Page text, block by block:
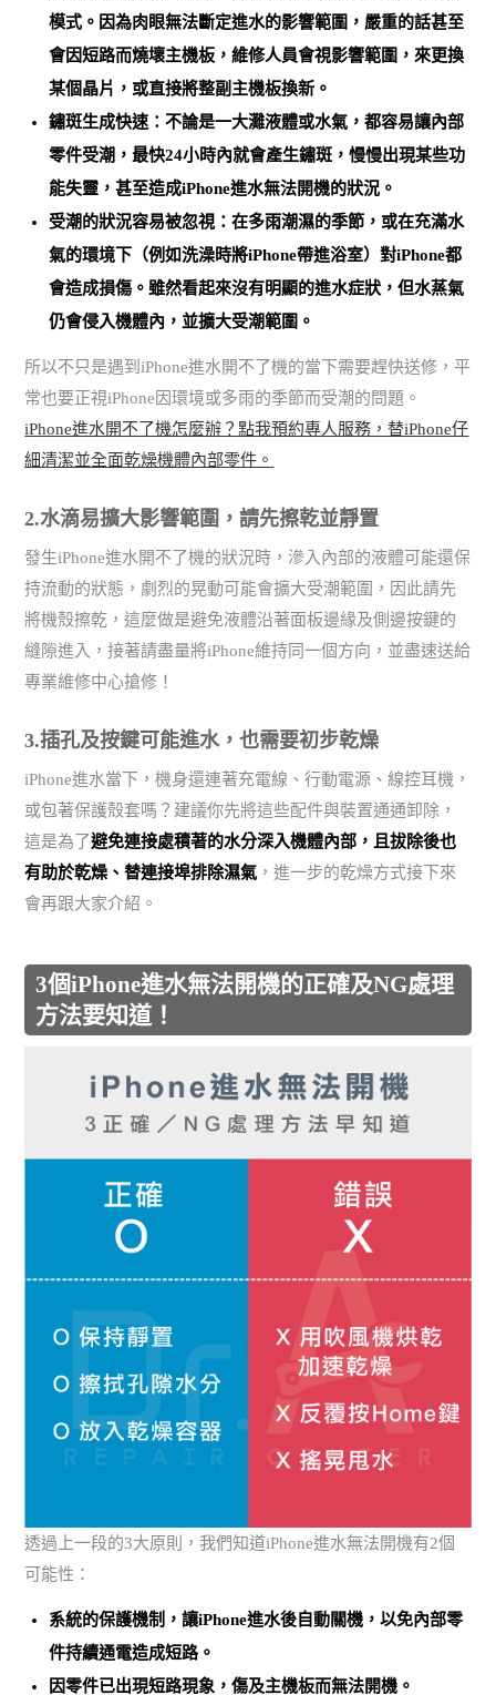
模式。因為肉眼無法斷定進水的影響範圍，嚴重的話甚至
會因短路而燒壞主機板，維修人員會視影響範圍，來更換
某個晶片，或直接將整副主機板換新 。
鏽斑生成快速：不論是一大灘液體或水氣，都容易讓內部
零件受潮，最快24小時內就會產生鏽斑，慢慢出現某些功
能失靈，甚至造成iPhone進水無法開機的狀況 。
受潮的狀況容易被忽視：在多雨潮濕的季節，或在充滿水
氣的環境下（例如洗澡時將iPhone帶進浴室）對iPhone都
會造成損傷。雖然看起來沒有明顯的進水症狀，但水蒸氣
仍會侵入機體內，並擴大受潮範圍。
所以不只是遇到iPhone進水開不了機的當下需要趕快送修，平
常也要正視iPhone因環境或多雨的季節而受潮的問題。
iPhone進水開不了機怎麼辦？點我預約專人服務，替iPhone仔
細清潔並全面乾燥機體內部零件。
2.水滴易擴大影響範圍，請先擦乾並靜置
發生iPhone進水開不了機的狀況時，滲入內部的液體可能還保
持流動的狀態，劇烈的晃動可能會擴大受潮範圍，因此請先
將機殼擦乾，這麼做是避免液體沿著面板邊緣及側邊按鍵的
縫隙進入，接著請盡量將iPhone維持同一個方向，並盡速送給
專業維修中心搶修！
3.插孔及按鍵可能進水，也需要初步乾燥
iPhone進水當下，機身還連著充電線、行動電源、線控耳機，
或包著保護殼套嗎？建議你先將這些配件與裝置通通卸除，
這是為了避免連接處積著的水分深入機體內部，且拔除後也
有助於乾燥、替連接埠排除濕氣 ，進一步的乾燥方式接下來
會再跟大家介紹。
3個iPhone進水無法開機的正確及NG處理
方法要知道！
透過上一段的3大原則，我們知道iPhone進水無法開機有2個
可能性：
系統的保護機制，讓iPhone進水後自動關機，以免內部零
件持續通電造成短路。
因零件已出現短路現象，傷及主機板而無法開機。